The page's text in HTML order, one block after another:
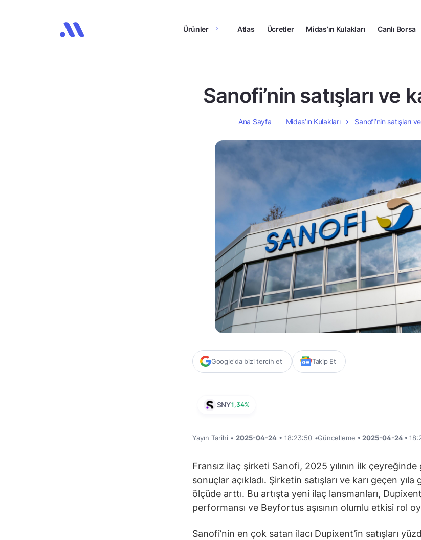
Ürünler Atlas Ücretler Midas’ın Kulakları Canlı Borsa
Sanofi’nin satışları ve
Ana Sayfa Midas’ın Kulakları Sanofi’nin satışları
Google'da bizi tercih et Takip Et
SNY1,34%
Yayın Tarihi • 2025-04-24 • 18:23:50 •Güncelleme • 2025-04-24 •
Fransız ilaç şirketi Sanofi, 2025 yılının ilk
sonuçlar açıkladı. Şirketin satışları ve karı geçen
ölçüde arttı. Bu artışta yeni ilaç lansmanları, Dupixent
performansı ve Beyfortus aşısının olumlu etkisi rol
Sanofi’nin en çok satan ilacı Dupixent’in satışları